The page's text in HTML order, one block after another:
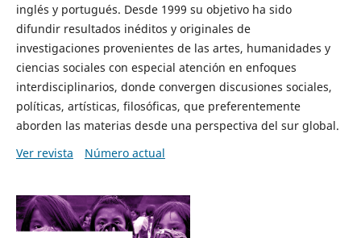
inglés y portugués. Desde 1999 su objetivo ha sido
difundir resultados inéditos y originales de
investigaciones provenientes de las artes, humanidades y
ciencias sociales con especial atención en enfoques
interdisciplinarios, donde convergen discusiones sociales,
políticas, artísticas, filosóficas, que preferentemente
aborden las materias desde una perspectiva del sur global.
Ver revista
Número actual